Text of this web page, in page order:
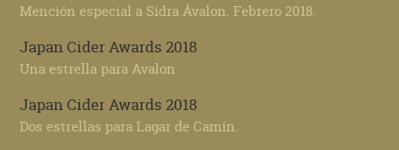
Mención especial a Sidra Ávalon. Febrero 2018.
Japan Cider Awards 2018
Una estrella para Avalon
Japan Cider Awards 2018
Dos estrellas para Lagar de Camín.